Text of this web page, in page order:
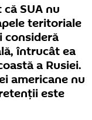
SUA nu
teritoriale
consideră
întrucât ea
a Rusiei.
americane nu
este